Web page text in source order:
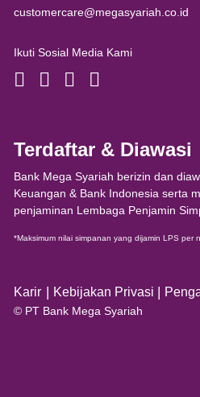
customercare@megasyariah.co.id
Ikuti Sosial Media Kami
Terdaftar & Diawasi
Bank Mega Syariah berizin dan
Keuangan & Bank Indonesia serta
penjaminan Lembaga Penjamin
*Maksimum nilai simpanan yang dijamin LPS per
Karir Kebijakan Privasi
© PT Bank Mega Syariah